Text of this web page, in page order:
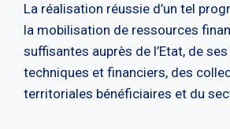
La réalisation réussie d’un tel
la mobilisation de ressources
suffisantes auprès de l’Etat, de
techniques et financiers, des
territoriales bénéficiaires et du